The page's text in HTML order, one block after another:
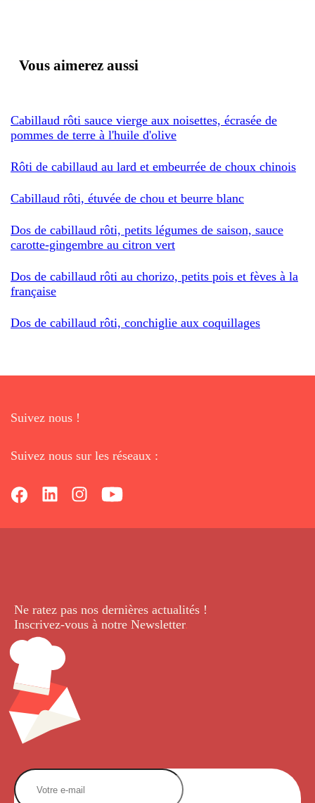
Vous aimerez aussi
Cabillaud rôti sauce vierge aux noisettes, écrasée de
pommes de terre à l'huile d'olive
Rôti de cabillaud au lard et embeurrée de choux chinois
Cabillaud rôti, étuvée de chou et beurre blanc
Dos de cabillaud rôti, petits légumes de saison, sauce
carotte-gingembre au citron vert
Dos de cabillaud rôti au chorizo, petits pois et fèves à la
française
Dos de cabillaud rôti, conchiglie aux coquillages
Suivez nous !
Suivez nous sur les réseaux :
Ne ratez pas nos dernières actualités !
Inscrivez-vous à notre Newsletter.